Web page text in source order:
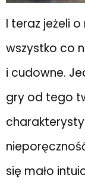
I teraz jeżeli
wszystko co
i cudowne.
gry od tego
się mało